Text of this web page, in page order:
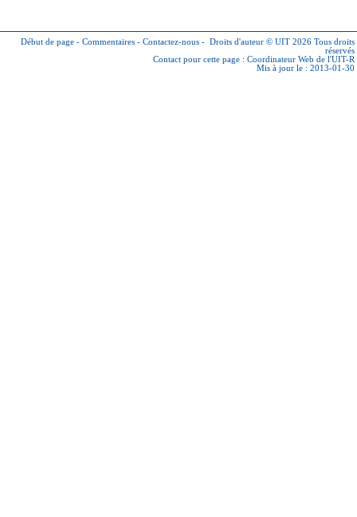
Début de page - Commentaires - Contactez-nous - Droits d'auteur © UIT 2026 Tous droits
réservés
Contact pour cette page : Coordinateur Web de l'UIT-R
Mis à jour le : 2013-01-30